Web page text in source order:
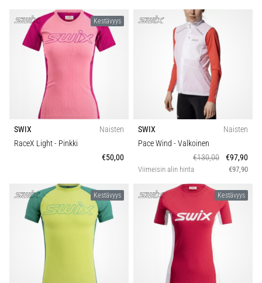
Kestävyys
SWIX
Naisten
RaceX Light- Pinkki
€50,00
SWIX
Naisten
Pace Wind - Valkoinen
€130,00
€97,90
Viimeisin alin hinta €97,90
Kestävyys Kestävyys